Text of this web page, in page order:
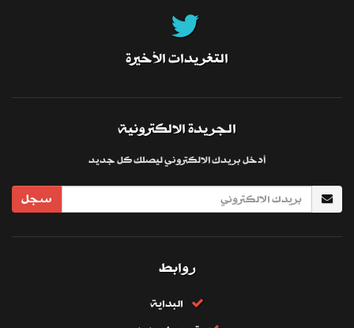
التغريدات الأخيرة
الجريدة الالكترونية
أدخل بريدك الالكتروني ليصلك كل جديد
سجل
روابط
البداية